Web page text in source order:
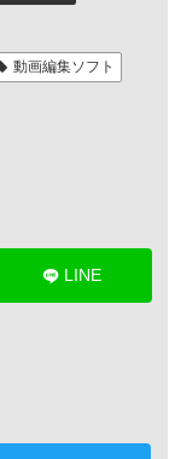
動画編集ソフト
LINE